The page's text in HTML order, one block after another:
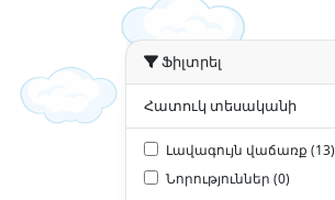
Ֆիլտրել
Հատուկ տեսականի
Լավագույն վաճառք (13)
Նորություններ (0)